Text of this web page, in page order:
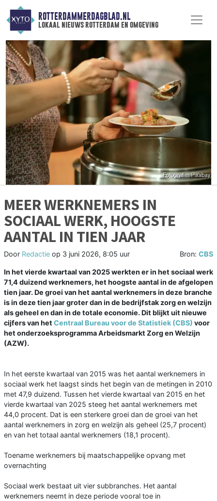
ROTTERDAMMERDAGBLAD.NL
lokaal nieuws rotterdam en omgeving
MEER WERKNEMERS IN
SOCIAAL WERK, HOOGSTE
AANTAL IN TIEN JAAR
Door Redactie op 3 juni 2026, 8:05 uur Bron: CBS
In het vierde kwartaal van 2025 werkten er in het sociaal werk
71,4 duizend werknemers, het hoogste aantal in de afgelopen
tien jaar. De groei van het aantal werknemers in deze branche
is in deze tien jaar groter dan in de bedrijfstak zorg en welzijn
als geheel en dan in de totale economie. Dit blijkt uit nieuwe
cijfers van het Centraal Bureau voor de Statistiek (CBS) voor
het onderzoeksprogramma Arbeidsmarkt Zorg en Welzijn
(AZW).
In het eerste kwartaal van 2015 was het aantal werknemers in
sociaal werk het laagst sinds het begin van de metingen in 2010
met 47,9 duizend. Tussen het vierde kwartaal van 2015 en het
vierde kwartaal van 2025 steeg het aantal werknemers met
44,0 procent. Dat is een sterkere groei dan de groei van het
aantal werknemers in zorg en welzijn als geheel (25,7 procent)
en van het totaal aantal werknemers (18,1 procent).
Toename werknemers bij maatschappelijke opvang met
overnachting
Sociaal werk bestaat uit vier subbranches. Het aantal
werknemers neemt in deze periode vooral toe in